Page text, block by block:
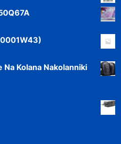
Kolana Nakolanniki